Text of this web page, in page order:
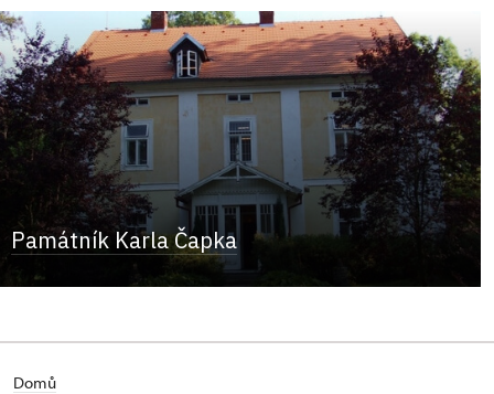
Památník Karla Čapka
Domů